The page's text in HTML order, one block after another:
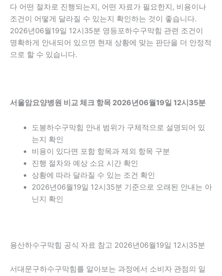
다 어떤 절차로 진행되는지, 어떤 자료가 필요한지, 비용이나
조건이 어떻게 달라질 수 있는지 확인하는 것이 좋습니다.
2026년06월19일 12시35분 영등포하수구막힘 관련 조건이
명확하게 안내되어 있으면 현재 상황에 맞는 판단을 더 안정적
으로 할 수 있습니다.
서울암요양병원 비교 체크 항목 2026년06월19일 12시35분
도봉하수구막힘 안내 범위가 구체적으로 설명되어 있
는지 확인
비용이 있다면 포함 항목과 제외 항목 구분
진행 절차와 예상 소요 시간 확인
상황에 따라 달라질 수 있는 조건 확인
2026년06월19일 12시35분 기준으로 오래된 안내는 아
닌지 확인
용산하수구막힘 공식 자료 참고 2026년06월19일 12시35분
서대문구하수구막힘를 알아보는 과정에서 소비자 관점의 일